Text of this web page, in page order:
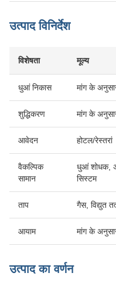
उत्पाद विनिर्देश
विशेषता मूल्य
धुआं निकास मांग के
शुद्धिकरण मांग के
आवेदन होटल/रेस्तरां
वैकल्पिक
सामान
धुआं शोधक,
सिस्टम
ताप गैस, विद्युत
आयाम मांग के
उत्पाद का वर्णन